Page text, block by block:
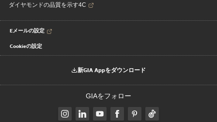
ダイヤモンドの品質を示す4C
Eメールの設定
Cookieの設定
新GIA Appをダウンロード
GIAをフォロー